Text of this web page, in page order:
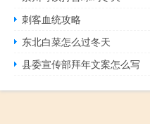
刺客血统攻略
东北白菜怎么过冬天
县委宣传部拜年文案怎么写